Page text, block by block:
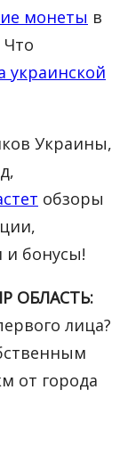
монеты в
Что
украинской
Украины,
обзоры
и бонусы!
ОБЛАСТЬ:
лица?
от города